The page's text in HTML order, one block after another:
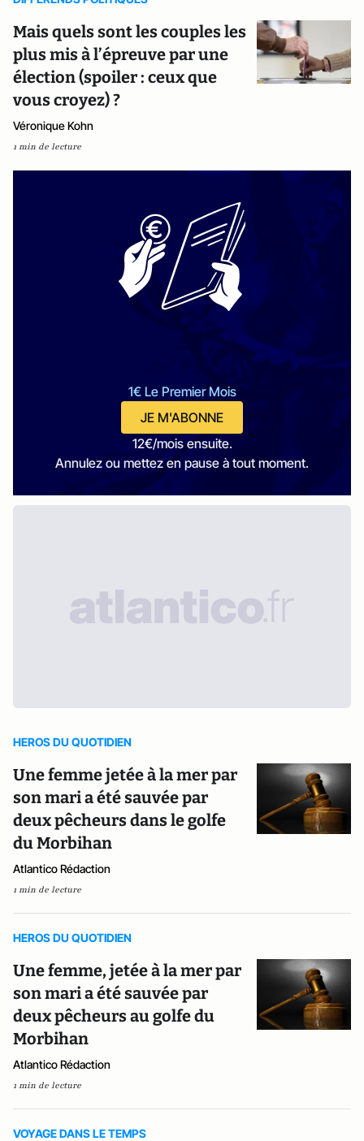
Mais quels sont les couples les
plus mis à l’épreuve par une
élection (spoiler : ceux que
vous croyez) ?
Véronique Kohn
1 min de lecture
1€ Le Premier Mois
JE M'ABONNE
12€/mois ensuite.
Annulez ou mettez en pause à tout moment.
HEROS DU QUOTIDIEN
Une femme jetée à la mer par
son mari a été sauvée par
deux pêcheurs dans le golfe
du Morbihan
Atlantico Rédaction
1 min de lecture
HEROS DU QUOTIDIEN
Une femme, jetée à la mer par
son mari a été sauvée par
deux pêcheurs au golfe du
Morbihan
Atlantico Rédaction
1 min de lecture
VOYAGE DANS LE TEMPS